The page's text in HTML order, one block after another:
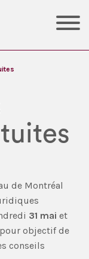
de Montréal
31 mai et
objectif de
conseils